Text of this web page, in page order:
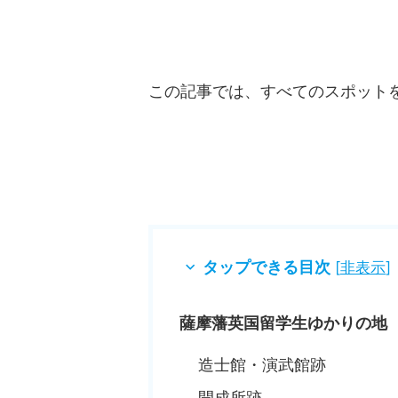
この記事では、すべてのスポット
タップできる目次 [非表示]
薩摩藩英国留学生ゆかりの地
造士館・演武館跡